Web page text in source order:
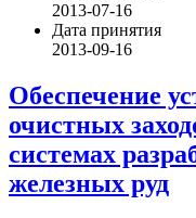
2013-07-16
Дата принятия
2013-09-16
Обеспечение
очистных
системах
железных руд